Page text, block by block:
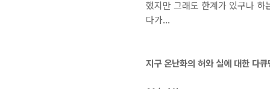
했지만 그래도 한계가 있구나 하
다가...
지구 온난화의 허와 실에 대한 다큐